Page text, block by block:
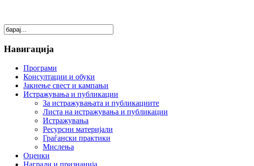
Навигација
Програми
Консултации и обуки
Јакнење свест и кампањи
Истражувања и публикации
За истражувањата и публикациите
Листа на истражувања и публикации
Истражувања
Ресурсни материјали
Граѓански практики
Мислења
Оценки
Награди и признанија